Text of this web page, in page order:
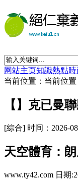
网站主页知識熱點時
当前位置：当前位置
【】克已曼
[綜合] 时间：2026-
天空體育
www.ty42.com 日期